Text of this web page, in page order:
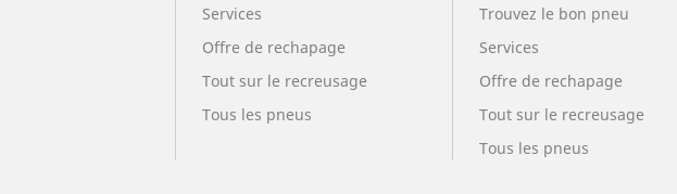
Services
Offre de rechapage
Tout sur le recreusage
Tous les pneus
Trouvez le bon pneu
Services
Offre de rechapage
Tout sur le recreusage
Tous les pneus